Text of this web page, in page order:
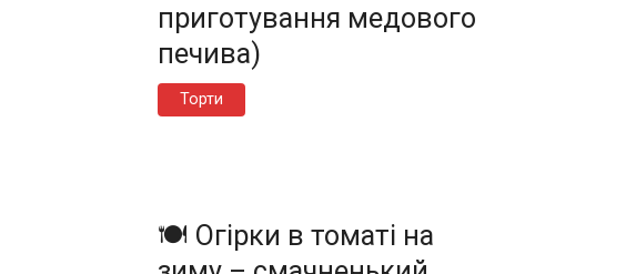
приготування медового
печива)
Торти
🍽️ Огірки в томаті на